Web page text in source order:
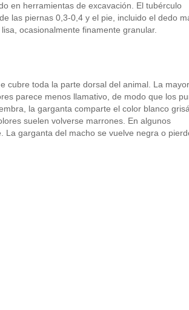
en herramientas de excavación. El tubérculo
las piernas 0,3-0,4 y el pie, incluido el dedo
ocasionalmente finamente granular.
cubre toda la parte dorsal del animal. La
parece menos llamativo, de modo que los
la garganta comparte el color blanco
suelen volverse marrones. En algunos
garganta del macho se vuelve negra o